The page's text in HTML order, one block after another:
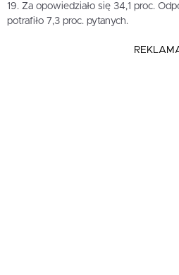
19. Za opowiedziało się 34,1 proc.
potrafiło 7,3 proc. pytanych.